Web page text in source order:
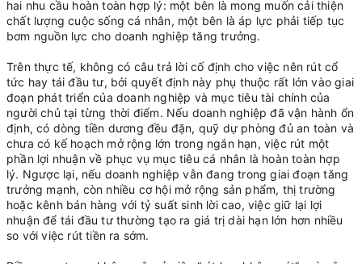
hai nhu cầu hoàn toàn hợp lý: một bên là mong muốn cải thiện
chất lượng cuộc sống cá nhân, một bên là áp lực phải tiếp tục
bơm nguồn lực cho doanh nghiệp tăng trưởng.
Trên thực tế, không có câu trả lời cố định cho việc nên rút cổ
tức hay tái đầu tư, bởi quyết định này phụ thuộc rất lớn vào giai
đoạn phát triển của doanh nghiệp và mục tiêu tài chính của
người chủ tại từng thời điểm. Nếu doanh nghiệp đã vận hành ổn
định, có dòng tiền dương đều đặn, quỹ dự phòng đủ an toàn và
chưa có kế hoạch mở rộng lớn trong ngắn hạn, việc rút một
phần lợi nhuận về phục vụ mục tiêu cá nhân là hoàn toàn hợp
lý. Ngược lại, nếu doanh nghiệp vẫn đang trong giai đoạn tăng
trưởng mạnh, còn nhiều cơ hội mở rộng sản phẩm, thị trường
hoặc kênh bán hàng với tỷ suất sinh lời cao, việc giữ lại lợi
nhuận để tái đầu tư thường tạo ra giá trị dài hạn lớn hơn nhiều
so với việc rút tiền ra sớm.